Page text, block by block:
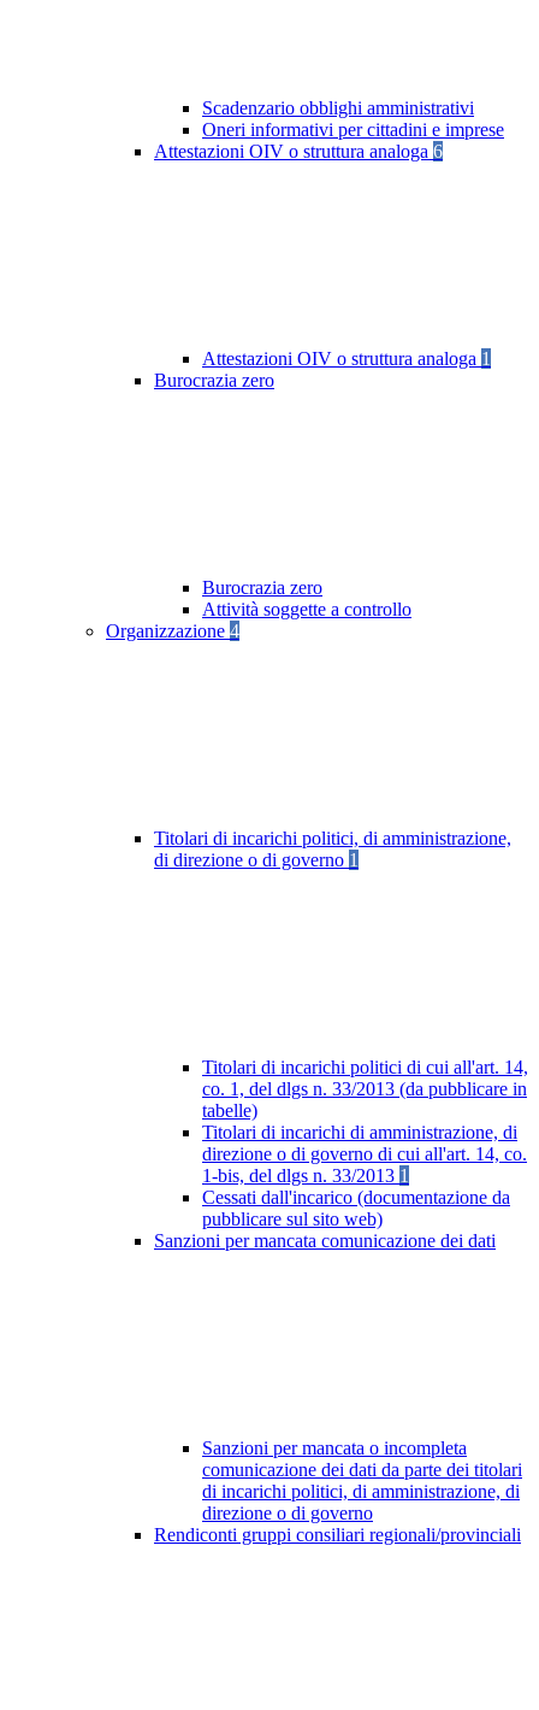
Scadenzario obblighi amministrativi
Oneri informativi per cittadini e imprese
Attestazioni OIV o struttura analoga 6
Attestazioni OIV o struttura analoga 1
Burocrazia zero
Burocrazia zero
Attività soggette a controllo
Organizzazione 4
Titolari di incarichi politici, di amministrazione,
di direzione o di governo 1
Titolari di incarichi politici di cui all'art. 14,
co. 1, del dlgs n. 33/2013 (da pubblicare in
tabelle)
Titolari di incarichi di amministrazione, di
direzione o di governo di cui all'art. 14, co.
1-bis, del dlgs n. 33/2013 1
Cessati dall'incarico (documentazione da
pubblicare sul sito web)
Sanzioni per mancata comunicazione dei dati
Sanzioni per mancata o incompleta
comunicazione dei dati da parte dei titolari
di incarichi politici, di amministrazione, di
direzione o di governo
Rendiconti gruppi consiliari regionali/provinciali